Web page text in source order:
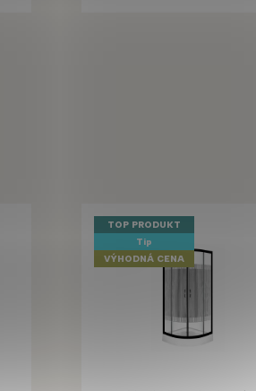
TOP PRODUKT
Tip
VÝHODNÁ CENA